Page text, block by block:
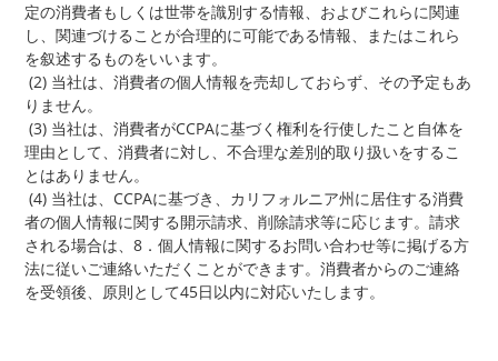
定の消費者もしくは世帯を識別する情報、およびこれらに関連
し、関連づけることが合理的に可能である情報、またはこれら
を叙述するものをいいます。
(2) 当社は、消費者の個人情報を売却しておらず、その予定もあ
りません。
(3) 当社は、消費者がCCPAに基づく権利を行使したこと自体を
理由として、消費者に対し、不合理な差別的取り扱いをするこ
とはありません。
(4) 当社は、CCPAに基づき、カリフォルニア州に居住する消費
者の個人情報に関する開示請求、削除請求等に応じます。請求
される場合は、8．個人情報に関するお問い合わせ等に掲げる方
法に従いご連絡いただくことができます。消費者からのご連絡
を受領後、原則として45日以内に対応いたします。